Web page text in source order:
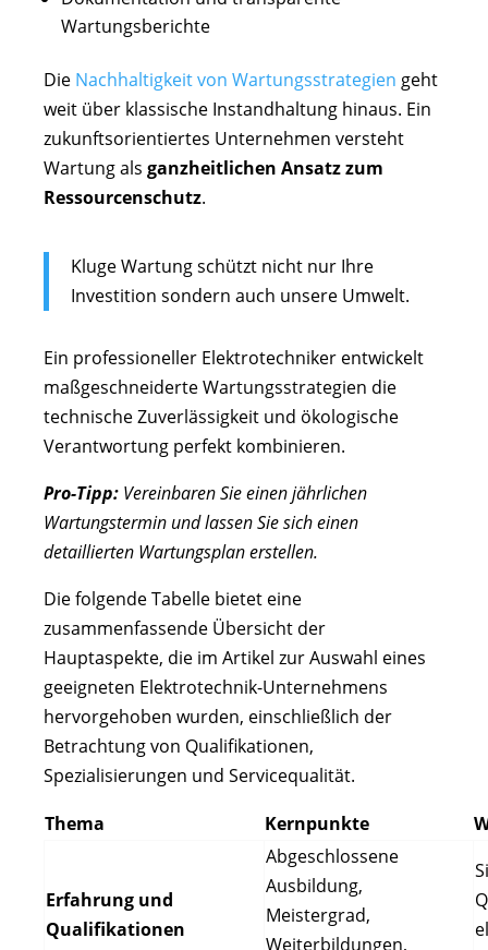
Wartungsberichte
Die Nachhaltigkeit von Wartungsstrategien geht
weit über klassische Instandhaltung hinaus. Ein
zukunftsorientiertes Unternehmen versteht
Wartung als ganzheitlichen Ansatz zum
Ressourcenschutz.
Kluge Wartung schützt nicht nur Ihre
Investition sondern auch unsere Umwelt.
Ein professioneller Elektrotechniker entwickelt
maßgeschneiderte Wartungsstrategien die
technische Zuverlässigkeit und ökologische
Verantwortung perfekt kombinieren.
Pro-Tipp: Vereinbaren Sie einen jährlichen
Wartungstermin und lassen Sie sich einen
detaillierten Wartungsplan erstellen.
Die folgende Tabelle bietet eine
zusammenfassende Übersicht der
Hauptaspekte, die im Artikel zur Auswahl eines
geeigneten Elektrotechnik-Unternehmens
hervorgehoben wurden, einschließlich der
Betrachtung von Qualifikationen,
Spezialisierungen und Servicequalität.
Thema
Kernpunkte
Erfahrung und
Qualifikationen
Abgeschlossene
Ausbildung,
Meistergrad,
Weiterbildungen,